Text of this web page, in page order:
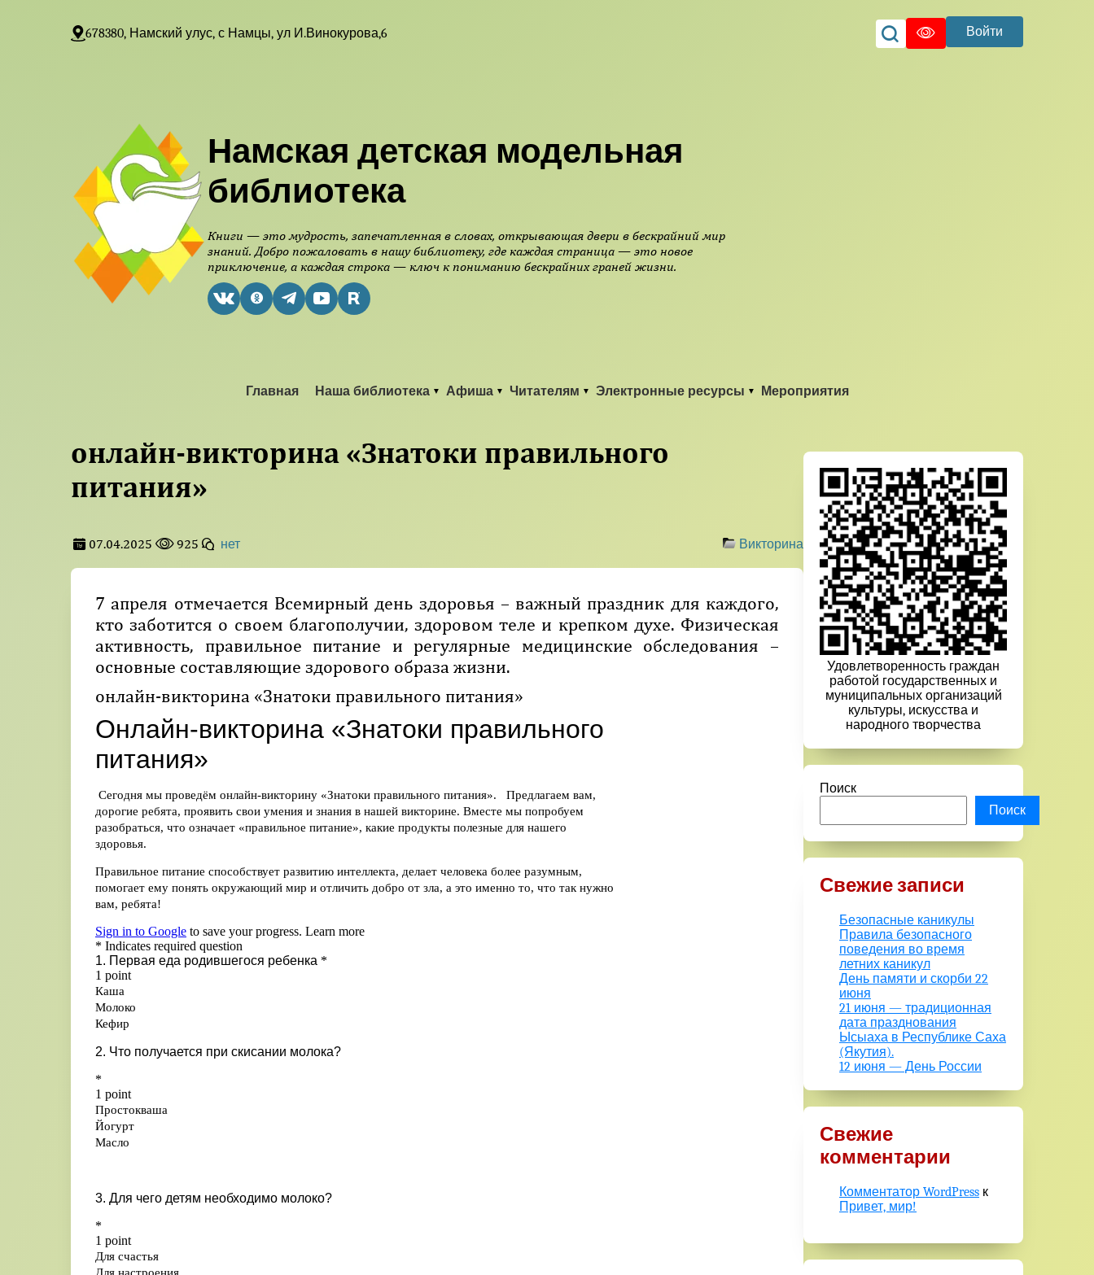
678380, Намский улус, с Намцы, ул И.Винокурова,6 Войти
Намская детская модельная
библиотека
Книги — это мудрость, запечатленная в словах, открывающая двери в бескрайний мир
знаний. Добро пожаловать в нашу библиотеку, где каждая страница — это новое
приключение, а каждая строка — ключ к пониманию бескрайних граней жизни.
Главная Наша библиотека Афиша Читателям Электронные ресурсы Мероприятия
онлайн-викторина «Знатоки правильного
питания»
07.04.2025 925 нет Викторина
7 апреля отмечается Всемирный день здоровья – важный праздник для каждого,
кто заботится о своем благополучии, здоровом теле и крепком духе. Физическая
активность, правильное питание и регулярные медицинские обследования –
основные составляющие здорового образа жизни.
онлайн-викторина «Знатоки правильного питания»
Удовлетворенность граждан
работой государственных и
муниципальных организаций
культуры, искусства и
народного творчества
Поиск
Поиск
Свежие записи
Безопасные каникулы
Правила безопасного
поведения во время
летних каникул
День памяти и скорби 22
июня
21 июня — традиционная
дата празднования
Ысыаха в Республике Саха
(Якутия).
12 июня — День России
Свежие
комментарии
Комментатор WordPress к
Привет, мир!